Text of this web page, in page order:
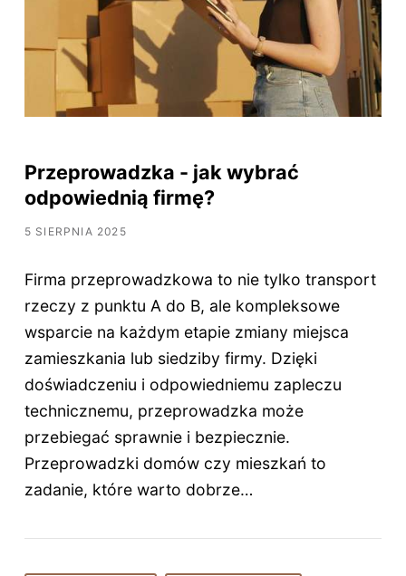
Przeprowadzka - jak wybrać
odpowiednią firmę?
5 SIERPNIA 2025
Firma przeprowadzkowa to nie tylko transport
rzeczy z punktu A do B, ale kompleksowe
wsparcie na każdym etapie zmiany miejsca
zamieszkania lub siedziby firmy. Dzięki
doświadczeniu i odpowiedniemu zapleczu
technicznemu, przeprowadzka może
przebiegać sprawnie i bezpiecznie.
Przeprowadzki domów czy mieszkań to
zadanie, które warto dobrze…